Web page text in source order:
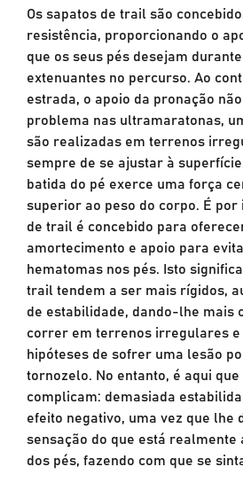
Os sapatos de trail são
resistência, proporcionando o
que os seus pés desejam
extenuantes no percurso. Ao
estrada, o apoio da pronação
problema nas ultramaratonas,
são realizadas em terrenos
sempre de se ajustar à
batida do pé exerce uma força
superior ao peso do corpo. É por
de trail é concebido para
amortecimento e apoio para
hematomas nos pés. Isto
trail tendem a ser mais rígidos,
de estabilidade, dando-lhe mais
correr em terrenos irregulares e
hipóteses de sofrer uma lesão
tornozelo. No entanto, é aqui
complicam: demasiada
efeito negativo, uma vez que lhe
sensação do que está realmente
dos pés, fazendo com que se